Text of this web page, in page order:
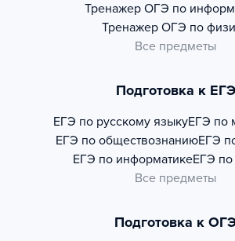
Тренажер ОГЭ по
Тренажер ОГЭ по
Все предметы
Подготовка к ЕГЭ
ЕГЭ по русскому языкуЕГЭ по
ЕГЭ по обществознаниюЕГЭ
ЕГЭ по информатикеЕГЭ
Все предметы
Подготовка к